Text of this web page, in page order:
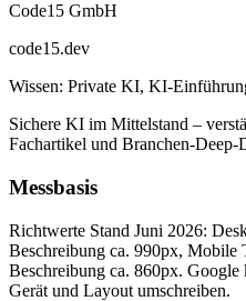
Code15 GmbH
code15.dev
Wissen: Private KI, KI-
Sichere KI im Mittelstand –
Fachartikel und Branchen-
Messbasis
Richtwerte Stand Juni 2026:
Beschreibung ca. 990px, Mobile
Beschreibung ca. 860px. Google
Gerät und Layout umschreiben.